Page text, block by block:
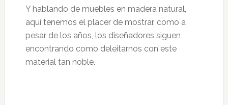
Y hablando de muebles en madera natural,
aquí tenemos el placer de mostrar, como a
pesar de los años, los diseñadores siguen
encontrando como deleitarnos con este
material tan noble.